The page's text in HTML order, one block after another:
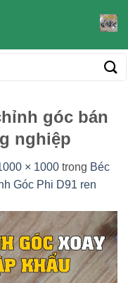
góc bán
nghiệp
× 1000 trong Béc
Góc Phi D91 ren